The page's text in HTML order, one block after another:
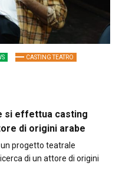
CASTING TEATRO
si effettua casting
di origini arabe
progetto teatrale
di un attore di origini